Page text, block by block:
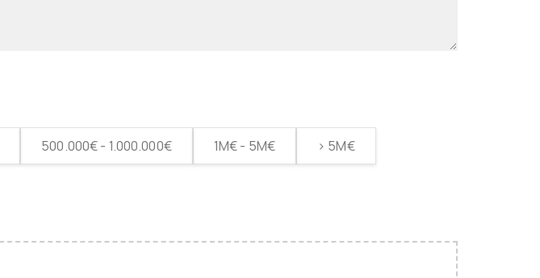
500.000€ - 1.000.000€ 1M€ - 5M€ > 5M€